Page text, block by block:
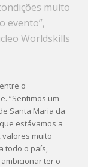
muito
evento”,
Worldskills
o
“Sentimos um
Santa Maria da
estávamos a
muito
todo o país,
ter o